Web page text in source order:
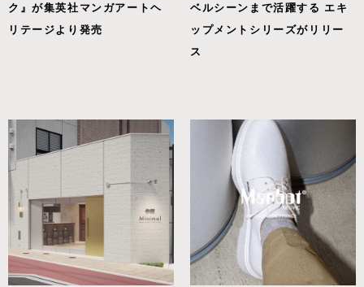
ク』が集英社マンガアートヘ
リテージより発売
ベルシーンまで活躍する エキ
ップメントシリーズがリリー
ス